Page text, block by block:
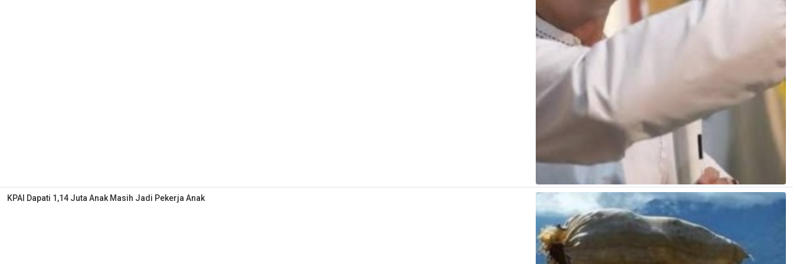
KPAI Dapati 1,14 Juta Anak Masih Jadi Pekerja Anak